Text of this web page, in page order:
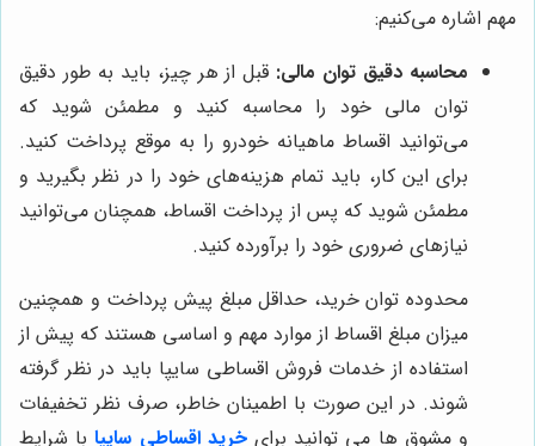
مهم اشاره می‌کنیم:
محاسبه دقیق توان مالی: قبل از هر چیز، باید به طور دقیق
توان مالی خود را محاسبه کنید و مطمئن شوید که
می‌توانید اقساط ماهیانه خودرو را به موقع پرداخت کنید.
برای این کار، باید تمام هزینه‌های خود را در نظر بگیرید و
مطمئن شوید که پس از پرداخت اقساط، همچنان می‌توانید
نیازهای ضروری خود را برآورده کنید.
محدوده توان خرید، حداقل مبلغ پیش پرداخت و همچنین
میزان مبلغ اقساط از موارد مهم و اساسی هستند که پیش از
استفاده از خدمات فروش اقساطی سایپا باید در نظر گرفته
شوند. در این صورت با اطمینان خاطر، صرف نظر تخفیفات
و مشوق ‌ها می توانید برایخرید اقساطی سایپابا شرایط